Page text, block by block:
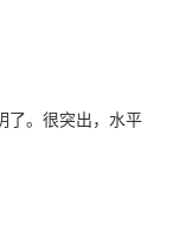
了。很突出，水平